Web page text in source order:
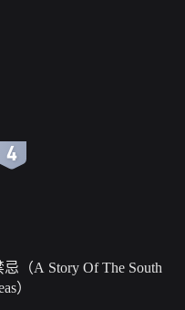
忌（A Story Of The South
）